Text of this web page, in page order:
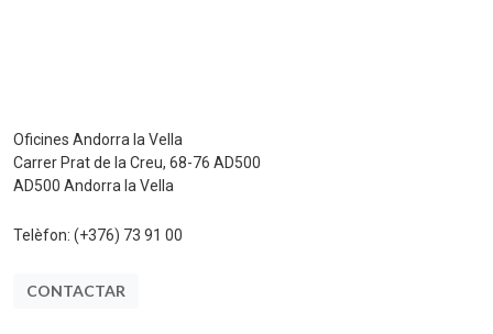
Oficines Andorra la Vella
Carrer Prat de la Creu, 68-76 AD500
AD500 Andorra la Vella
Telèfon: (+376) 73 91 00
CONTACTAR